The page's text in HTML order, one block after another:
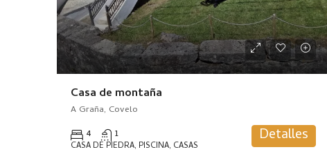
Casa de montaña
A Graña, Covelo
4 1
CASA DE PIEDRA, PISCINA, CASAS Detalles